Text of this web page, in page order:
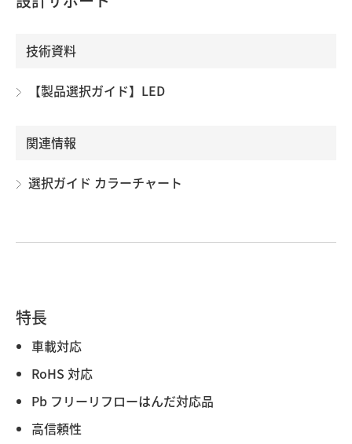
技術資料
【製品選択ガイド】LED
関連情報
選択ガイド カラーチャート
特長
車載対応
RoHS 対応
Pb フリーリフローはんだ対応品
高信頼性